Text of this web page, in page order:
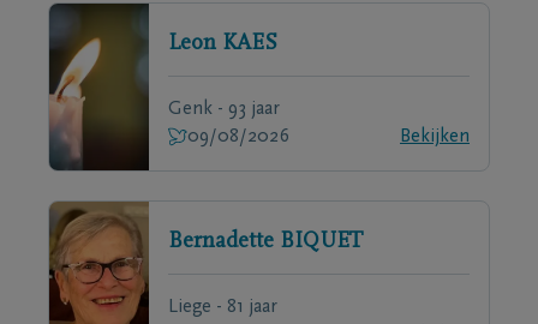
Leon KAES
Genk - 93 jaar
09/08/2026
Bekijken
Bernadette BIQUET
Liege - 81 jaar